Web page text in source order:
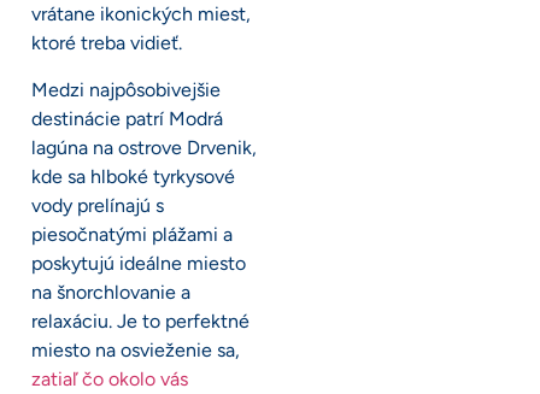
vrátane ikonických miest,
ktoré treba vidieť.
Medzi najpôsobivejšie
destinácie patrí Modrá
lagúna na ostrove Drvenik,
kde sa hlboké tyrkysové
vody prelínajú s
piesočnatými plážami a
poskytujú ideálne miesto
na šnorchlovanie a
relaxáciu. Je to perfektné
miesto na osvieženie sa,
zatiaľ čo okolo vás